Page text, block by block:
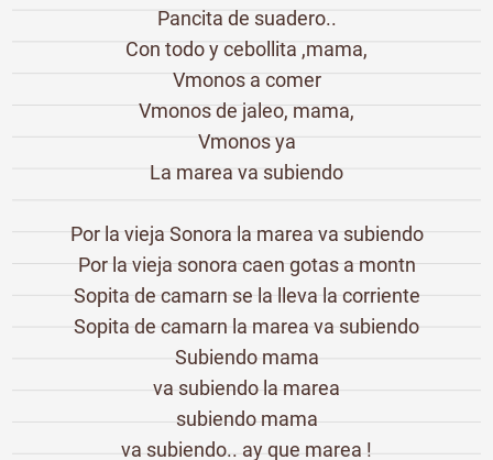
Pancita de suadero..
Con todo y cebollita ,mama,
Vmonos a comer
Vmonos de jaleo, mama,
Vmonos ya
La marea va subiendo
Por la vieja Sonora la marea va subiendo
Por la vieja sonora caen gotas a montn
Sopita de camarn se la lleva la corriente
Sopita de camarn la marea va subiendo
Subiendo mama
va subiendo la marea
subiendo mama
va subiendo.. ay que marea !